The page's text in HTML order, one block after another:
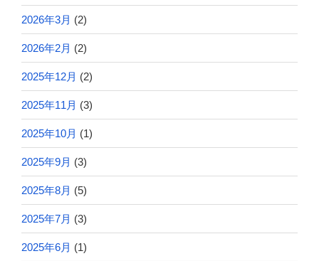
2026年3月 (2)
2026年2月 (2)
2025年12月 (2)
2025年11月 (3)
2025年10月 (1)
2025年9月 (3)
2025年8月 (5)
2025年7月 (3)
2025年6月 (1)